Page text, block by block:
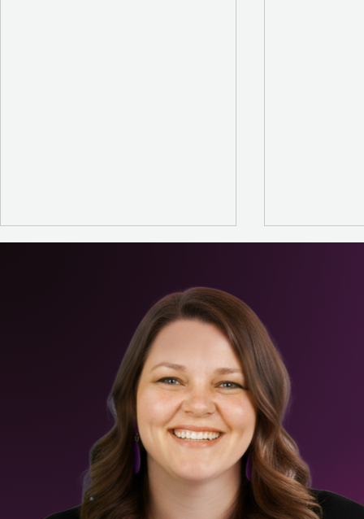
Warum KI dein
Marketing nicht ersetzt
– und weshalb sie nur
mit einer klaren
Strategie Wirkung
entfaltet
Wie Du
effektiv
– ohne